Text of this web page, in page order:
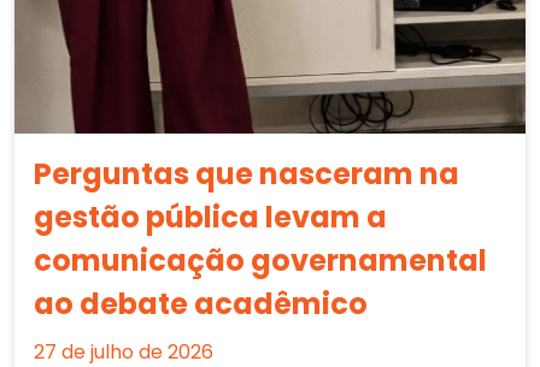
Perguntas que nasceram na
gestão pública levam a
comunicação governamental
ao debate acadêmico
27 de julho de 2026